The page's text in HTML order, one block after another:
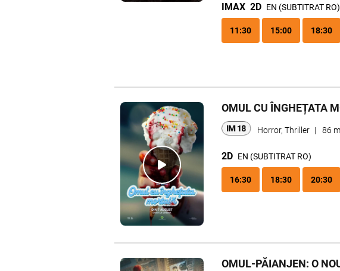
IMAX 2D EN (SUBTITRAT RO)
11:30 15:00 18:30
OMUL CU ÎNGHEȚATA
Horror, Thriller | 86
2D EN (SUBTITRAT RO)
16:30 18:30 20:30
OMUL-PĂIANJEN: O